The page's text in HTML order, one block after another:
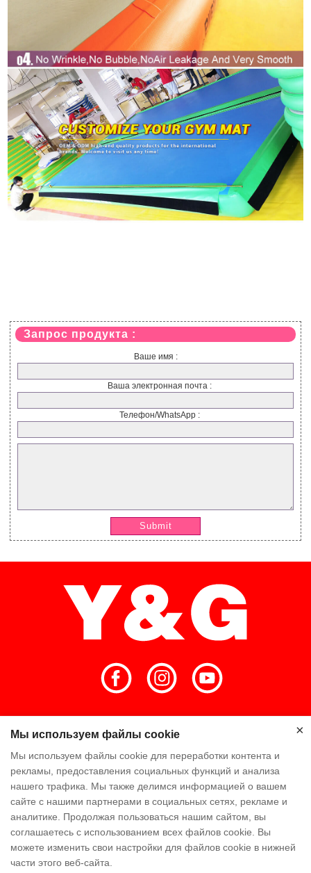
Запрос продукта :
Ваше имя :
Ваша электронная почта :
Телефон/WhatsApp :
Submit
× Команда Y & G Компания Y & G
Посещение завода
Часто задаваемые вопросы Знание
Контакт Нас
Мы используем файлы cookie
Мы используем файлы cookie для переработки контента и
рекламы, предоставления социальных функций и анализа
нашего трафика. Мы также делимся информацией о вашем
сайте с нашими партнерами в социальных сетях, рекламе и
аналитике. Продолжая пользоваться нашим сайтом, вы
соглашаетесь с использованием всех файлов cookie. Вы
можете изменить свои настройки для файлов cookie в нижней
части этого веб-сайта.
×